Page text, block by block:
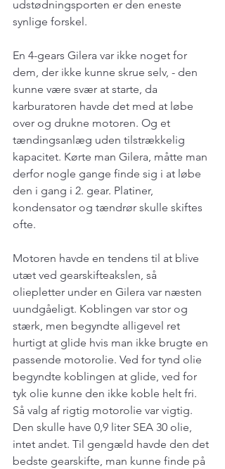
udstødningsporten er den eneste
synlige forskel.
En 4-gears Gilera var ikke noget for
dem, der ikke kunne skrue selv, - den
kunne være svær at starte, da
karburatoren havde det med at løbe
over og drukne motoren. Og et
tændingsanlæg uden tilstrækkelig
kapacitet. Kørte man Gilera, måtte man
derfor nogle gange finde sig i at løbe
den i gang i 2. gear. Platiner,
kondensator og tændrør skulle skiftes
ofte.
Motoren havde en tendens til at blive
utæt ved gearskifteakslen, så
oliepletter under en Gilera var næsten
uundgåeligt. Koblingen var stor og
stærk, men begyndte alligevel ret
hurtigt at glide hvis man ikke brugte en
passende motorolie. Ved for tynd olie
begyndte koblingen at glide, ved for
tyk olie kunne den ikke koble helt fri.
Så valg af rigtig motorolie var vigtig.
Den skulle have 0,9 liter SEA 30 olie,
intet andet. Til gengæld havde den det
bedste gearskifte, man kunne finde på